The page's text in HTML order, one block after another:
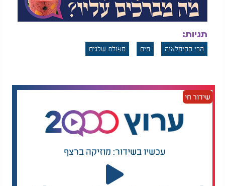
תגיות:
הרי ההימלאיה מים מפולת שלגים
שידור חי
עכשיו בשידור: מוזיקה ברצף